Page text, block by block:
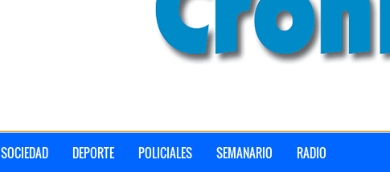
SOCIEDAD DEPORTE POLICIALES SEMANARIO RADIO